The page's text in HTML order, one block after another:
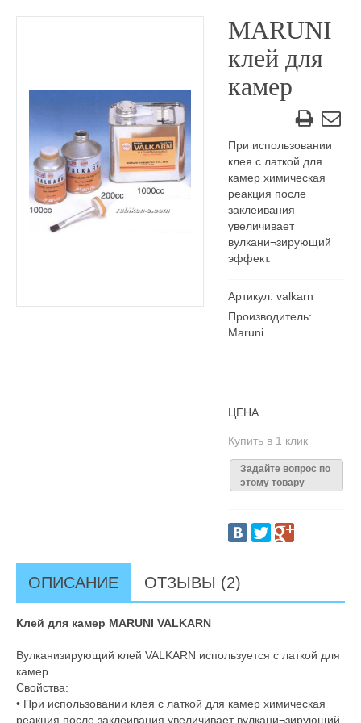
MARUNI
клей для
камер
При использовании
клея с латкой для
камер химическая
реакция после
заклеивания
увеличивает
вулкани¬зирующий
эффект.
Артикул: valkarn
Производитель:
Maruni
ЦЕНА
Купить в 1 клик
Задайте вопрос по
этому товару
ОПИСАНИЕ ОТЗЫВЫ (2)
Клей для камер MARUNI VALKARN
Вулканизирующий клей VALKARN используется с латкой для
камер
Свойства:
• При использовании клея с латкой для камер химическая
реакция после заклеивания увеличивает вулкани¬зирующий